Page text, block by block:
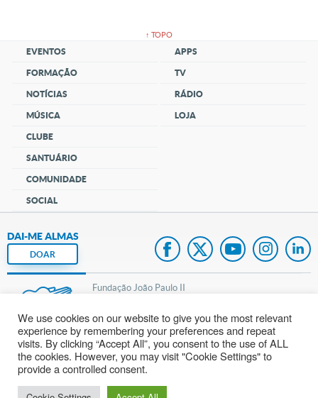
↑ TOPO
EVENTOS
FORMAÇÃO
NOTÍCIAS
MÚSICA
CLUBE
SANTUÁRIO
COMUNIDADE
SOCIAL
APPS
TV
RÁDIO
LOJA
DAI-ME ALMAS
DOAR
Fundação João Paulo II
Pedido de Oração
Mapa do site
Internacional
We use cookies on our website to give you the most relevant
experience by remembering your preferences and repeat
visits. By clicking “Accept All”, you consent to the use of ALL
the cookies. However, you may visit "Cookie Settings" to
provide a controlled consent.